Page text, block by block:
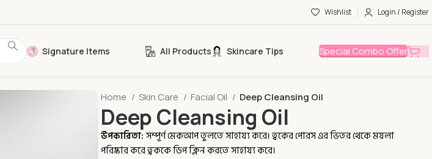
Wishlist Login / Register
Signature Items All Products Skincare Tips Special Combo Offer
Home Skin Care Facial Oil Deep Cleansing Oil
Deep Cleansing Oil
উপকারিতা:সম্পূর্ণ মেকআপ তুলতে সাহায্য করে। ত্বকের পোরস এর ভিতর থেকে ময়লা
পরিষ্কার করে ত্বককে ডিপ ক্লিন করতে সাহায্য করে।